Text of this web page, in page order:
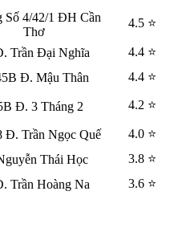
Số 4/42/1 ĐH Cần
Thơ
4.5 ⭐
Trần Đại Nghĩa
4.4 ⭐
Đ. Mậu Thân 4.4 ⭐
Đ. 3 Tháng 2 4.2 ⭐
Đ. Trần Ngọc Quế
4.0 ⭐
Thái Học
3.8 ⭐
Trần Hoàng Na 3.6 ⭐